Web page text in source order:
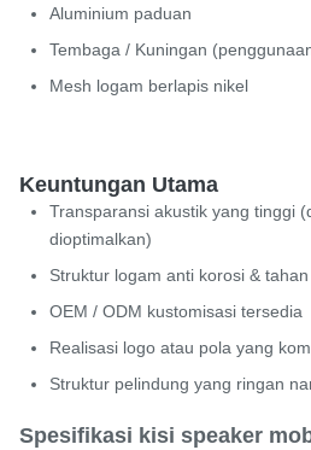
Aluminium paduan
Tembaga / Kuningan
Mesh logam berlapis nikel
Keuntungan Utama
Transparansi akustik yang tinggi
dioptimalkan)
Struktur logam anti korosi &
OEM / ODM kustomisasi tersedia
Realisasi logo atau pola yang
Struktur pelindung yang ringan
Spesifikasi kisi speaker